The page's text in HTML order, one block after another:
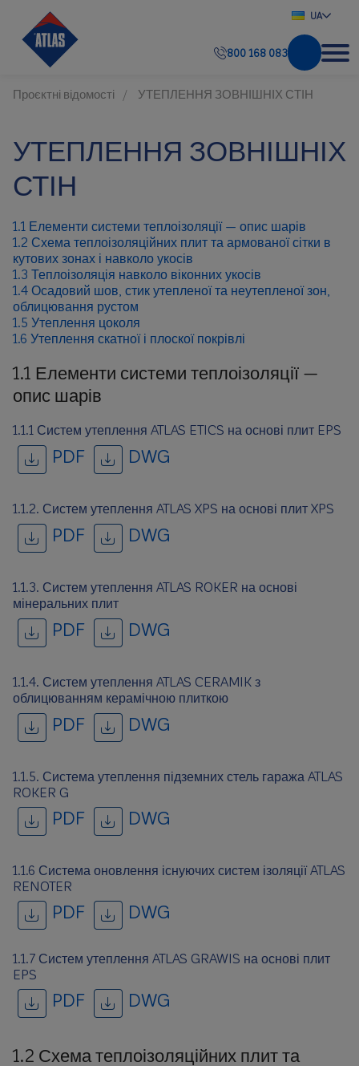
UA
800 168 083
Проєктні відомості УТЕПЛЕННЯ ЗОВНІШНІХ СТІН
УТЕПЛЕННЯ ЗОВНІШНІХ
СТІН
1.1 Елементи системи теплоізоляції — опис шарів
1.2 Схема теплоізоляційних плит та армованої сітки в
кутових зонах і навколо укосів
1.3 Теплоізоляція навколо віконних укосів
1.4 Осадовий шов, стик утепленої та неутепленої зон,
облицювання рустом
1.5 Утеплення цоколя
1.6 Утеплення скатної і плоскої покрівлі
1.1 Елементи системи теплоізоляції —
опис шарів
1.1.1 Систем утеплення ATLAS ETICS на основі плит EPS
PDF DWG
1.1.2. Систем утеплення ATLAS XPS на основі плит XPS
PDF DWG
1.1.3. Систем утеплення ATLAS ROKER на основі
мінеральних плит
PDF DWG
1.1.4. Систем утеплення ATLAS CERAMIK з
облицюванням керамічною плиткою
PDF DWG
1.1.5. Система утеплення підземних стель гаража ATLAS
ROKER G
PDF DWG
1.1.6 Система оновлення існуючих систем ізоляції ATLAS
RENOTER
PDF DWG
1.1.7 Систем утеплення ATLAS GRAWIS на основі плит
EPS
PDF DWG
1.2 Схема теплоізоляційних плит та